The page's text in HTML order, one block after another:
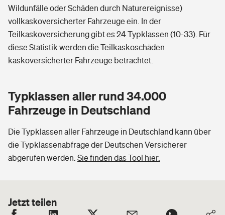
Wildunfälle oder Schäden durch Naturereignisse)
vollkaskoversicherter Fahrzeuge ein. In der
Teilkaskoversicherung gibt es 24 Typklassen (10-33). Für
diese Statistik werden die Teilkaskoschäden
kaskoversicherter Fahrzeuge betrachtet.
Typklassen aller rund 34.000
Fahrzeuge in Deutschland
Die Typklassen aller Fahrzeuge in Deutschland kann über
die Typklassenabfrage der Deutschen Versicherer
abgerufen werden. Sie finden das Tool hier.
Jetzt teilen